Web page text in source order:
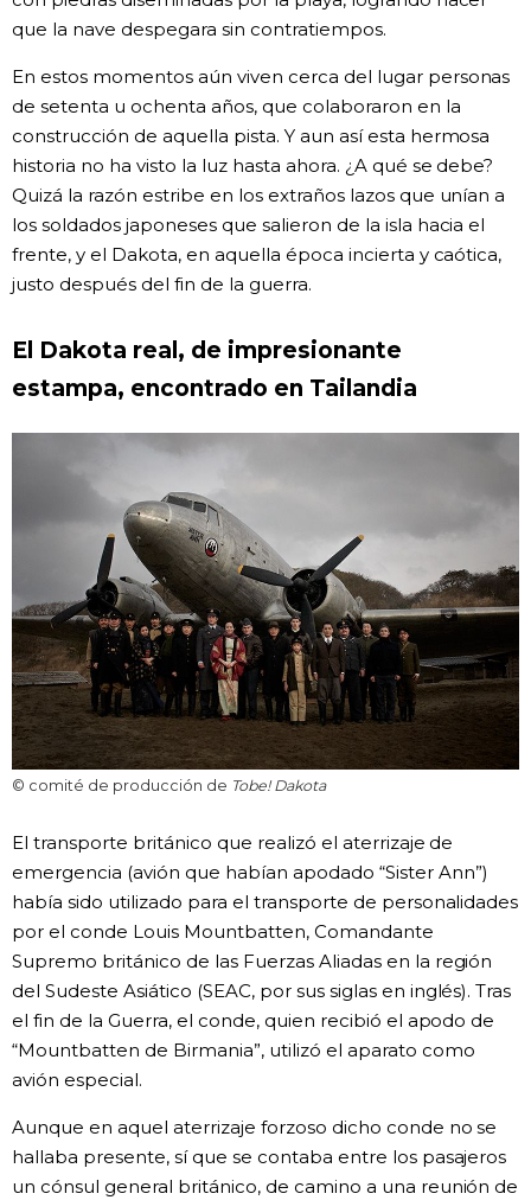
que la nave despegara sin contratiempos.
En estos momentos aún viven cerca del lugar personas
de setenta u ochenta años, que colaboraron en la
construcción de aquella pista. Y aun así esta hermosa
historia no ha visto la luz hasta ahora. ¿A qué se debe?
Quizá la razón estribe en los extraños lazos que unían a
los soldados japoneses que salieron de la isla hacia el
frente, y el Dakota, en aquella época incierta y caótica,
justo después del fin de la guerra.
El Dakota real, de impresionante
estampa, encontrado en Tailandia
© comité de producción de Tobe! Dakota
El transporte británico que realizó el aterrizaje de
emergencia (avión que habían apodado “Sister Ann”)
había sido utilizado para el transporte de personalidades
por el conde Louis Mountbatten, Comandante
Supremo británico de las Fuerzas Aliadas en la región
del Sudeste Asiático (SEAC, por sus siglas en inglés). Tras
el fin de la Guerra, el conde, quien recibió el apodo de
“Mountbatten de Birmania”, utilizó el aparato como
avión especial.
Aunque en aquel aterrizaje forzoso dicho conde no se
hallaba presente, sí que se contaba entre los pasajeros
un cónsul general británico, de camino a una reunión de